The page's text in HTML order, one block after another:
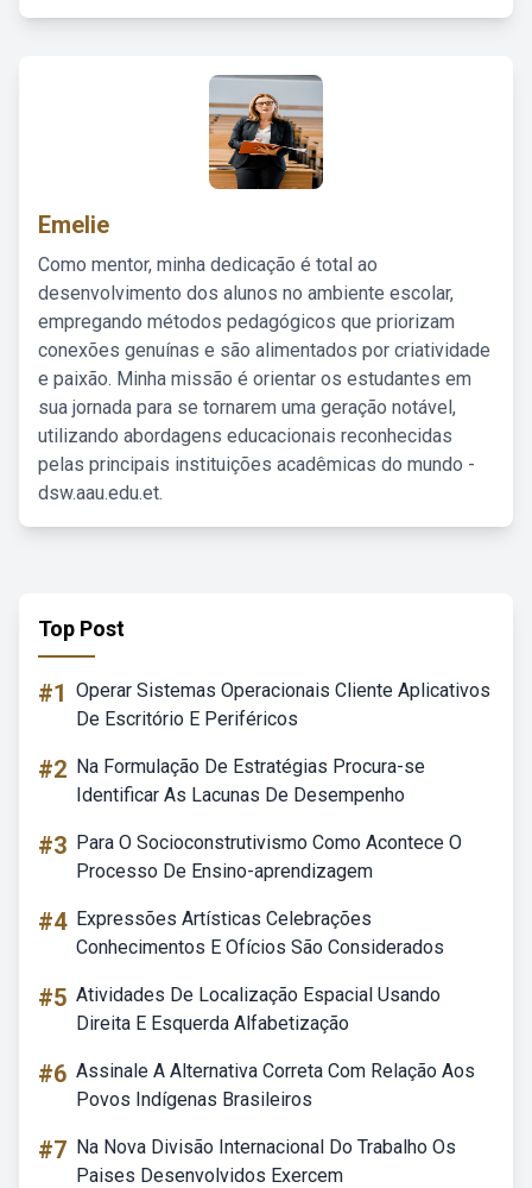
Emelie
Como mentor, minha dedicação é total ao
desenvolvimento dos alunos no ambiente escolar,
empregando métodos pedagógicos que priorizam
conexões genuínas e são alimentados por criatividade
e paixão. Minha missão é orientar os estudantes em
sua jornada para se tornarem uma geração notável,
utilizando abordagens educacionais reconhecidas
pelas principais instituições acadêmicas do mundo -
dsw.aau.edu.et.
Top Post
#1 Operar Sistemas Operacionais Cliente Aplicativos
De Escritório E Periféricos
#2 Na Formulação De Estratégias Procura-se
Identificar As Lacunas De Desempenho
#3 Para O Socioconstrutivismo Como Acontece O
Processo De Ensino-aprendizagem
#4 Expressões Artísticas Celebrações
Conhecimentos E Ofícios São Considerados
#5 Atividades De Localização Espacial Usando
Direita E Esquerda Alfabetização
#6 Assinale A Alternativa Correta Com Relação Aos
Povos Indígenas Brasileiros
#7 Na Nova Divisão Internacional Do Trabalho Os
Paises Desenvolvidos Exercem